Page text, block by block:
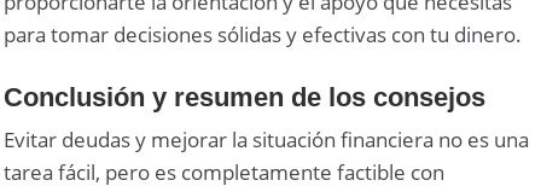
para tomar decisiones sólidas y efectivas con tu dinero.
Conclusión y resumen de los consejos
Evitar deudas y mejorar la situación financiera no es una
tarea fácil, pero es completamente factible con